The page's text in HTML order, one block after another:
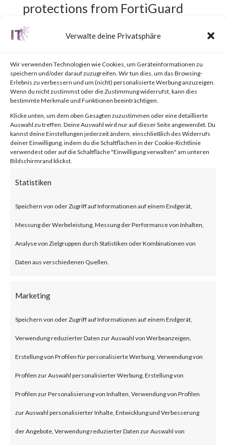
Verwalte deine Privatsphäre
Wir verwenden Technologien wie Cookies, um Geräteinformationen zu
speichern und/oder darauf zuzugreifen. Wir tun dies, um das Browsing-
Erlebnis zu verbessern und um (nicht) personalisierte Werbung anzuzeigen.
Wenn du nicht zustimmst oder die Zustimmung widerrufst, kann dies
bestimmte Merkmale und Funktionen beeinträchtigen.
Klicke unten, um dem oben Gesagten zuzustimmen oder eine detaillierte
Auswahl zu treffen. Deine Auswahl wird nur auf dieser Seite angewendet. Du
kannst deine Einstellungen jederzeit ändern, einschließlich des Widerrufs
deiner Einwilligung, indem du die Schaltflächen in der Cookie-Richtlinie
verwendest oder auf die Schaltfläche "Einwilligung verwalten" am unteren
Bildschirmrand klickst.
Statistiken
Speichern von oder Zugriff auf Informationen auf einem Endgerät,
Messung der Werbeleistung, Messung der Performance von Inhalten,
Analyse von Zielgruppen durch Statistiken oder Kombinationen von
Daten aus verschiedenen Quellen.
Marketing
Speichern von oder Zugriff auf Informationen auf einem Endgerät,
Verwendung reduzierter Daten zur Auswahl von Werbeanzeigen,
Erstellung von Profilen für personalisierte Werbung, Verwendung von
Profilen zur Auswahl personalisierter Werbung, Erstellung von
Profilen zur Personalisierung von Inhalten, Verwendung von Profilen
zur Auswahl personalisierter Inhalte, Entwicklung und Verbesserung
der Angebote, Verwendung reduzierter Daten zur Auswahl von
protections from FortiGuard
Labs, please visit the Outbreak
Alert page for further details.
What is
Cisco IOS XE Web UI?
Cisco IOS XE is the
internetworking operating
system used by the Next-
routers and switches. The Web
UI provides deployment and
manageability of these devices.
What is the
A newly identified vulnerability